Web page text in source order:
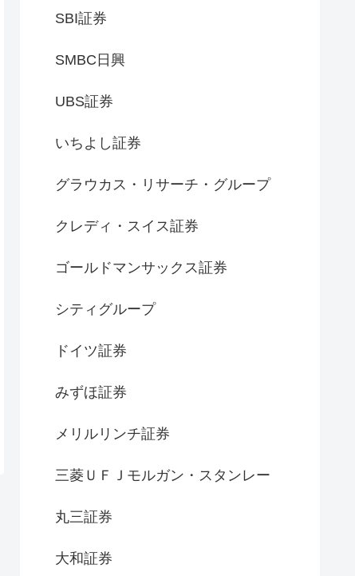
SBI証券
SMBC日興
UBS証券
いちよし証券
グラウカス・リサーチ・グループ
クレディ・スイス証券
ゴールドマンサックス証券
シティグループ
ドイツ証券
みずほ証券
メリルリンチ証券
三菱ＵＦＪモルガン・スタンレー
丸三証券
大和証券